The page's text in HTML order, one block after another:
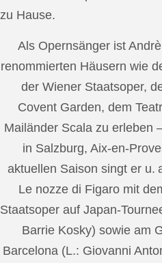
zu Hause.
Als Opernsänger ist
renommierten Häusern wie
der Wiener Staatsoper,
Covent Garden, dem
Mailänder Scala zu erleben
in Salzburg, Aix-en-
aktuellen Saison singt er u.
Le nozze di Figaro mit
Staatsoper auf Japan-
Barrie Kosky) sowie am
Barcelona (L.: Giovanni